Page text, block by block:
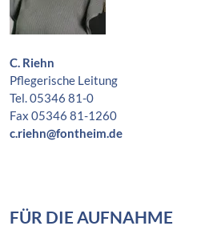
C. Riehn
Pflegerische Leitung
Tel. 05346 81-0
Fax 05346 81-1260
c.riehn@fontheim.de
FÜR DIE AUFNAHME